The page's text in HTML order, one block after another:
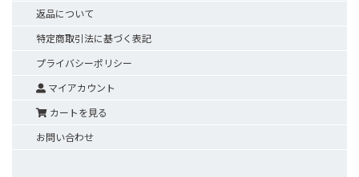
返品について
特定商取引法に基づく表記
プライバシーポリシー
マイアカウント
カートを見る
お問い合わせ